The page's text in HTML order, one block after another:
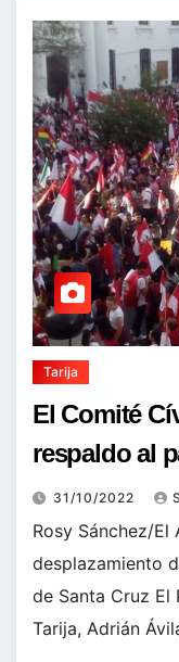
Tarija
El Comité
respaldo al
31/10/2022
Rosy Sánchez/
desplazamiento
de Santa Cruz
Tarija, Adrián